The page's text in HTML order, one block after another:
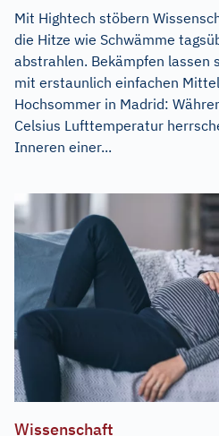
Mit Hightech stöbern
die Hitze wie Schwämme
abstrahlen. Bekämpfen lassen
mit erstaunlich einfachen
Hochsommer in Madrid:
Celsius Lufttemperatur
Inneren einer...
Wissenschaft